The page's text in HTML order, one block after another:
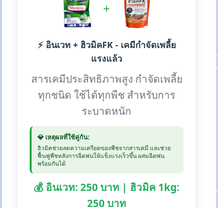
+
⚡ อินเวท + ฮิวมิคFK - เคมีกำจัดเพลี้ย
แรงแล้ว
สารเคมีประสิทธิภาพสูง กำจัดเพลี้ย
ทุกชนิด ใช้ได้ทุกพืช สำหรับการ
ระบาดหนัก
💎 เหตุผลที่ใช้คู่กัน:
ฮิวมิคช่วยลดความเครียดของพืชจากสารเคมี และช่วย
ฟื้นฟูพืชหลังการฉีดพ่นให้แข็งแรงเร็วขึ้น ผสมฉีดพ่น
พร้อมกันได้
💰 อินเวท: 250 บาท | ฮิวมิค 1kg:
250 บาท